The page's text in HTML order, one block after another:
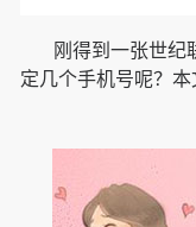
刚得到一张世纪
定几个手机号呢？本